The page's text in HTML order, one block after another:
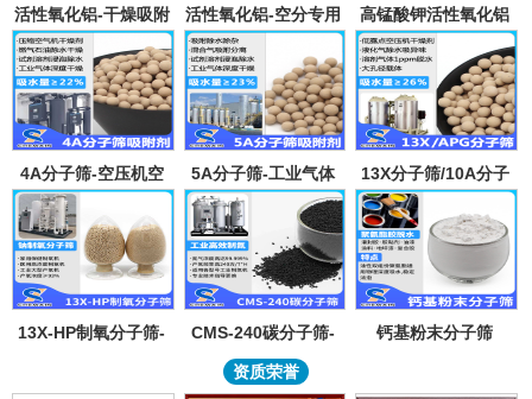
活性氧化铝-干燥吸附
活性氧化铝-空分专用
吸附剂
高锰酸钾活性氧化铝
4A分子筛-空压机空
气气体吸水干燥颗粒-
溶剂试剂深度除水分
子筛吸附球
5A分子筛-工业气体
吸附纯化-溶剂深度除
水-混合气吸附分离
13X分子筛/10A分子
筛-lpglng燃气干燥除
异味除杂-空气低露点
干燥
13X-HP制氧分子筛-
筛95氧浓度-制氧钠分
CMS-240碳分子筛-
工业制氮机吸附剂炭
分子筛-99.999%浓度
钙基粉末分子筛
资质荣誉